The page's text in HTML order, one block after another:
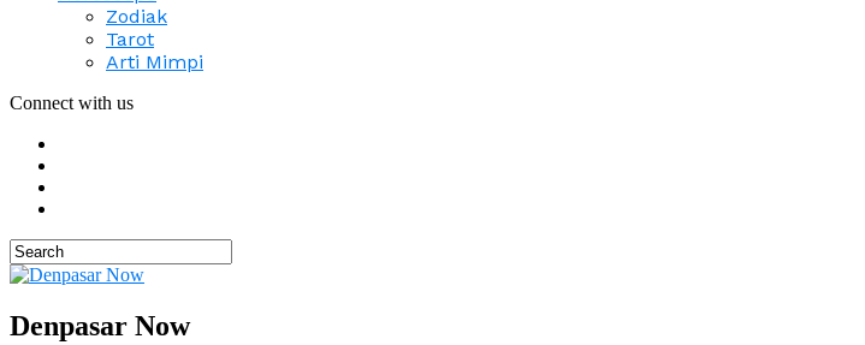
Zodiak
Tarot
Arti Mimpi
Connect with us
Denpasar Now